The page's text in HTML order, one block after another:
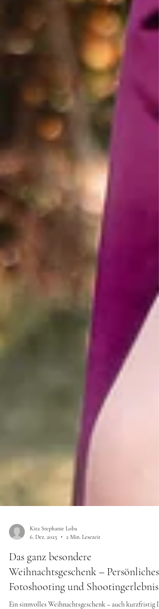
Kira Stephanie Loba
6. Dez. 2025
2 Min. Lesezeit
Das ganz besondere
Weihnachtsgeschenk – Persönliches